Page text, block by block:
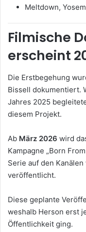
Meltdown,
Filmische
erscheint
Die Erstbegehung
Bissell dokumentiert.
Jahres 2025
diesem Projekt.
Ab März 2026 wird
Kampagne „Born
Serie auf den
veröffentlicht.
Diese geplante
weshalb Herson erst
Öffentlichkeit ging.